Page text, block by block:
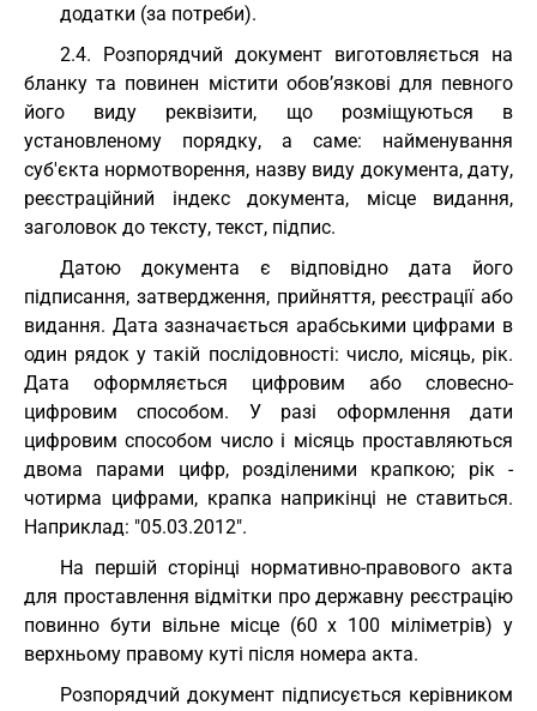
додатки (за потреби).
2.4. Розпорядчий документ виготовляється на
бланку та повинен містити обов’язкові для певного
його виду реквізити, що розміщуються в
установленому порядку, а саме: найменування
суб'єкта нормотворення, назву виду документа, дату,
реєстраційний індекс документа, місце видання,
заголовок до тексту, текст, підпис.
Датою документа є відповідно дата його
підписання, затвердження, прийняття, реєстрації або
видання. Дата зазначається арабськими цифрами в
один рядок у такій послідовності: число, місяць, рік.
Дата оформляється цифровим або словесно-
цифровим способом. У разі оформлення дати
цифровим способом число і місяць проставляються
двома парами цифр, розділеними крапкою; рік -
чотирма цифрами, крапка наприкінці не ставиться.
Наприклад: "05.03.2012".
На першій сторінці нормативно-правового акта
для проставлення відмітки про державну реєстрацію
повинно бути вільне місце (60 х 100 міліметрів) у
верхньому правому куті після номера акта.
Розпорядчий документ підписується керівником